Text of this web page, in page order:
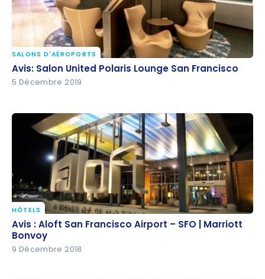
Avis: Salon United Polaris Lounge San Francisco
SALONS D'AÉROPORTS
Avis: Salon United Polaris Lounge San Francisco
5 Décembre 2019
Avis : Aloft San Francisco Airport – SFO | Marriott
Bonvoy
HÔTELS
Avis : Aloft San Francisco Airport – SFO | Marriott
Bonvoy
9 Décembre 2018